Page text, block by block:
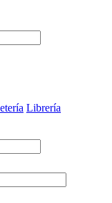
Librería